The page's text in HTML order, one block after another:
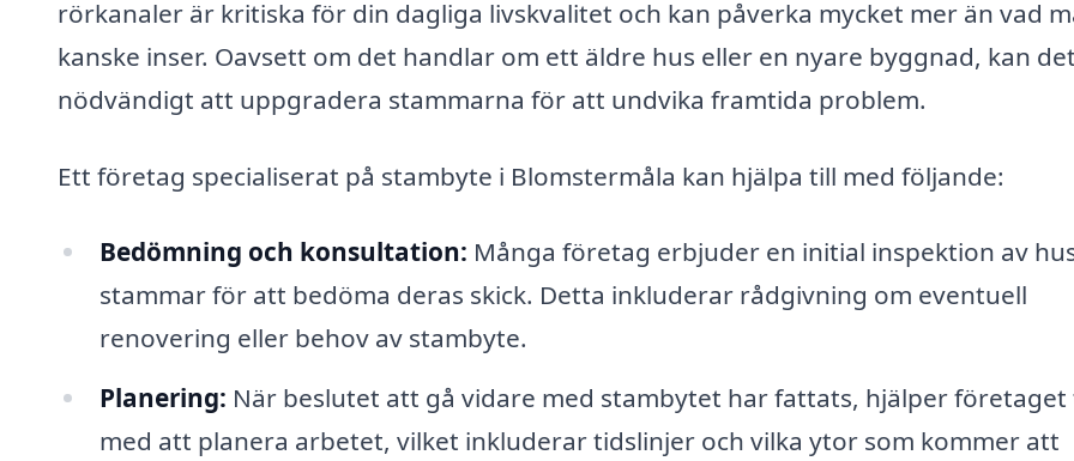
rörkanaler är kritiska för din dagliga livskvalitet och kan påverka mycket mer än vad
kanske inser. Oavsett om det handlar om ett äldre hus eller en nyare byggnad, kan
nödvändigt att uppgradera stammarna för att undvika framtida problem.
Ett företag specialiserat på stambyte i Blomstermåla kan hjälpa till med följande:
Bedömning och konsultation: Många företag erbjuder en initial inspektion av
stammar för att bedöma deras skick. Detta inkluderar rådgivning om eventuell
renovering eller behov av stambyte.
Planering: När beslutet att gå vidare med stambytet har fattats, hjälper företaget
med att planera arbetet, vilket inkluderar tidslinjer och vilka ytor som kommer att